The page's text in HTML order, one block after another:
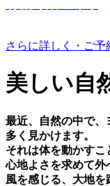
さらに詳しく・ご予
美しい⾃
最近、⾃然の中で、
多く⾒かけます。
それは体を動かす
⼼地よさを求めて外
⾵を感じる、⼤地